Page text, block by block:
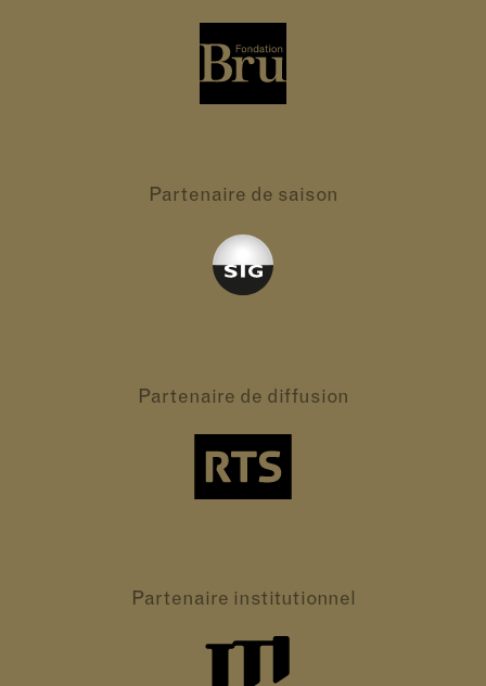
Partenaire de saison
Partenaire de diffusion
Partenaire institutionnel